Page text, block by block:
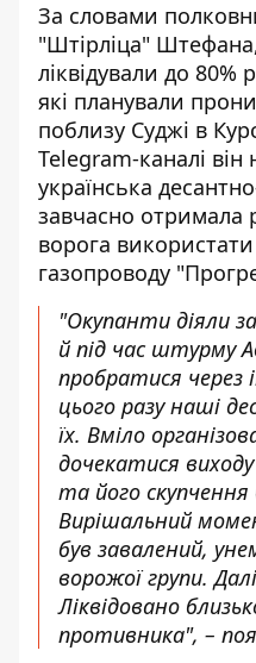
За словами
"Штірліца" Штефана,
ліквідували до 80%
які планували
поблизу Суджі в
Telegram-каналі
українська
завчасно отримала
ворога використати
газопроводу
"Окупанти діяли
й під час штурму
пробратися через
цього разу наші
їх. Вміло
дочекатися
та його скупчення
Вирішальний
був завалений,
ворожої групи.
Ліквідовано
противника", –